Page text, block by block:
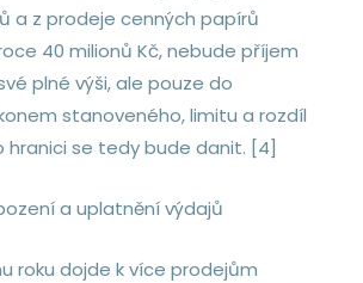
a z prodeje cenných papírů
40 milionů Kč, nebude příjem
plné výši, ale pouze do
stanoveného, limitu a rozdíl
se tedy bude danit. [4]
a uplatnění výdajů
roku dojde k více prodejům